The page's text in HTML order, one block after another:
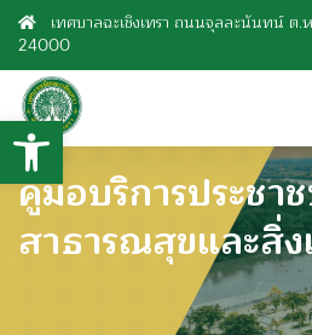
เทศบาลฉะเชิงเทรา ถนนจุลละนันทน์ ต.ห
24000
คู่มือบริการประชา
สาธารณสุขและสิ่
Open toolbar